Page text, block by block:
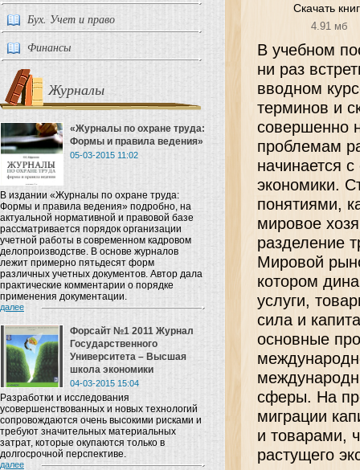
Бух. Учет и право
Финансы
Журналы
«Журналы по охране труда:
Формы и правила ведения»
05-03-2015 11:02
В издании «Журналы по охране труда:
Формы и правила ведения» подробно, на
актуальной нормативной и правовой базе
рассматривается порядок организации
учетной работы в современном кадровом
делопроизводстве. В основе журналов
лежит примерно пятьдесят форм
различных учетных документов. Автор дала
практические комментарии о порядке
применения документации.
далее
Форсайт №1 2011 Журнал
Государственного
Университета – Высшая
школа экономики
04-03-2015 15:04
Разработки и исследования
усовершенствованных и новых технологий
сопровождаются очень высокими рисками и
требуют значительных материальных
затрат, которые окупаются только в
долгосрочной перспективе.
далее
Скачать
4.91 мб
В учебном
ни раз
вводном
терминов и
совершенно
проблемам
начинается
экономики.
понятиями,
мировое
разделение
Мировой
котором
услуги,
сила и
основные
сферы. На
миграции
и товарами,
растущего